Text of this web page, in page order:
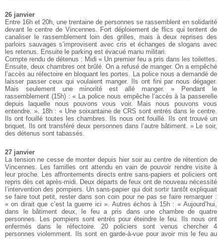
26 janvier
Entre 16h et 20h, une trentaine de personnes se rassemblent en solidarité
devant le centre de Vincennes. Fort déploiement de flics qui tentent de
canaliser le rassemblement loin des grilles, mais à deux reprises des
parloirs sauvages s’improvisent avec cris et échanges de slogans avec
les retenus. Ensuite le parking est évacué manu militari.
Compte rendu de détenus : Midi « Un premier feu a pris dans les toilettes.
Ensuite, deux chambres ont brûlé. On a refusé de manger. On a empêché
l’accès au réfectoire en bloquant les portes. La police nous a demandé de
laisser passer ceux qui voulaient manger. Ils ont fini par nous dégager.
Mais seulement une minorité est allé manger. » Pendant le
rassemblement (15h) : « La police nous empêche l’accès à la passerelle
depuis laquelle nous pouvons vous voir. Mais nous pouvons vous
entendre. ». 18h : « Une soixantaine de CRS sont entrés dans le centre.
Ils ont fouillé toutes les chambres. Ils nous ont fouillé. Ils ont trouvé un
briquet. Ils ont transféré deux personnes dans l’autre bâtiment. » Le soir,
des détenus sont tabassés.
27 janvier
La tension ne cesse de monter depuis hier soir au centre de rétention de
Vincennes. Les familles ont attendu en vain de pouvoir rendre visite à
leur proche. Les affrontements directs entre sans-papiers et policiers ont
repris dès cet après-midi. Deux départs de feux ont de nouveau nécessité
l’intervention des pompiers. Un sans-papier qui doit sortir tantôt expliquait
se faire tout petit, rester dans son coin pour ne pas se faire remarquer :
« on dirait que c’est la guerre ici ». Autres échos à 15h : « Aujourd’hui,
dans le bâtiment deux, le feu a pris dans une chambre de quatre
personnes. Les pompiers sont entrés pour éteindre le feu. Ils nous ont
enfermés dans le réfectoire. 20 policiers sont venus chercher 4
personnes violemment. Ils sont en garde-à-vue pour avoir mis le feu au